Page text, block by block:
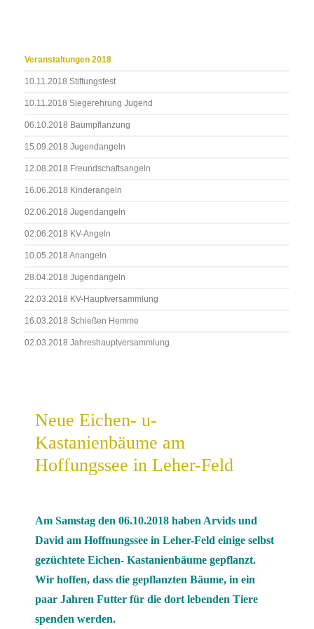
Veranstaltungen 2018
10.11.2018 Stiftungsfest
10.11.2018 Siegerehrung Jugend
06.10.2018 Baumpflanzung
15.09.2018 Jugendangeln
12.08.2018 Freundschaftsangeln
16.06.2018 Kinderangeln
02.06.2018 Jugendangeln
02.06.2018 KV-Angeln
10.05.2018 Anangeln
28.04.2018 Jugendangeln
22.03.2018 KV-Hauptversammlung
16.03.2018 Schießen Hemme
02.03.2018 Jahreshauptversammlung
Neue Eichen- u-
Kastanienbäume am
Hoffungssee in Leher-Feld
Am Samstag den 06.10.2018 haben Arvids und
David am Hoffnungssee in Leher-Feld einige selbst
gezüchtete Eichen- Kastanienbäume gepflanzt.
Wir hoffen, dass die gepflanzten Bäume, in ein
paar Jahren Futter für die dort lebenden Tiere
spenden werden.